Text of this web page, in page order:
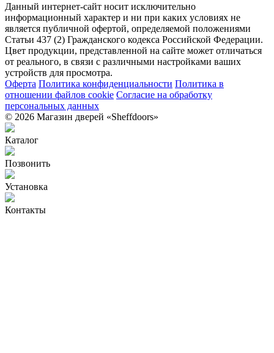
Данный интернет-сайт носит исключительно
информационный характер и ни при каких условиях не
является публичной офертой, определяемой положениями
Статьи 437 (2) Гражданского кодекса Российской Федерации.
Цвет продукции, представленной на сайте может отличаться
от реального, в связи с различными настройками ваших
устройств для просмотра.
Оферта Политика конфиденциальности Политика в
отношении файлов cookie Согласие на обработку
персональных данных
© 2026 Магазин дверей «Sheffdoors»
Каталог
Позвонить
Установка
Контакты